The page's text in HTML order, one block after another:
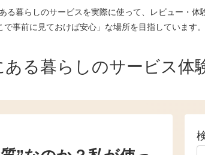
暮らしのサービスを実際に使って、レビュー・
事前に見ておけば安心」な場所を目指しています。
る暮らしのサービス体